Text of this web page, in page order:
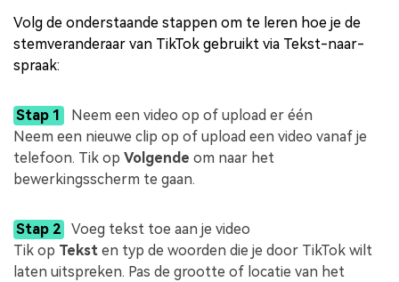
Volg de onderstaande stappen om te leren hoe je de
stemveranderaar van TikTok gebruikt via Tekst-naar-
spraak:
Stap 1
Neem een video op of upload er één
Neem een nieuwe clip op of upload een video vanaf je
telefoon. Tik op Volgende om naar het
bewerkingsscherm te gaan.
Stap 2
Voeg tekst toe aan je video
Tik op Tekst en typ de woorden die je door TikTok wilt
laten uitspreken. Pas de grootte of locatie van het